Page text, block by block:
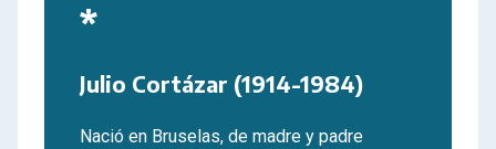
*
Julio Cortázar (1914-1984)
Nació en Bruselas, de madre y padre